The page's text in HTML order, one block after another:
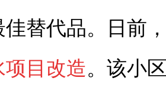
替代品。日前
目改造。该小